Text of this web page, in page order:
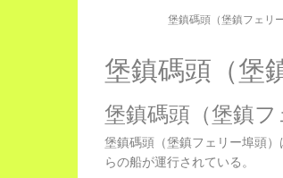
堡鎮碼頭（堡鎮フェリ
堡鎮碼頭（堡
堡鎮碼頭（堡鎮
堡鎮碼頭（堡鎮フェリー埠頭
らの船が運行されている。